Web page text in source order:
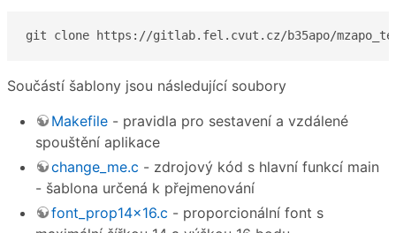
git clone https://gitlab.fel.cvut.cz/b35apo/
Součástí šablony jsou následující soubory
Makefile - pravidla pro sestavení a vzdálené
spouštění aplikace
change_me.c - zdrojový kód s hlavní funkcí main
- šablona určená k přejmenování
font_prop14x16.c - proporcionální font s